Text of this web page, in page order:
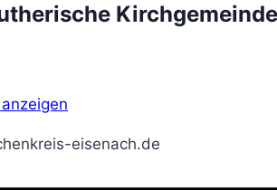
eisenach.de